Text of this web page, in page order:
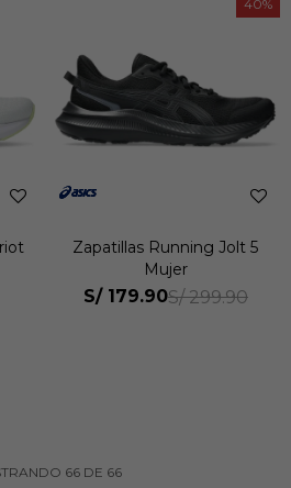
40
Zapatillas Running Jolt 5
Mujer
S/ 179.90S/ 299.90
66DE 66